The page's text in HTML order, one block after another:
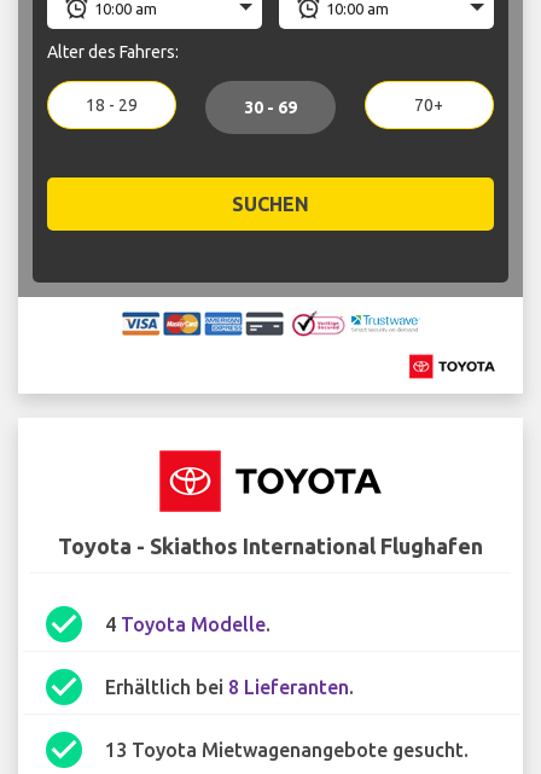
Alter des Fahrers:
18 - 29 30 - 69 70+
SUCHEN
Toyota - Skiathos International Flughafen
check_circle 4 Toyota Modelle.
check_circle Erhältlich bei 8 Lieferanten.
check_circle 13 Toyota Mietwagenangebote gesucht.